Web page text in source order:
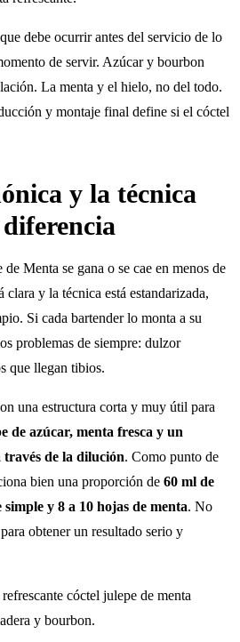
debe ocurrir antes del servicio de lo
de servir. Azúcar y bourbon
La menta y el hielo, no del todo.
y montaje final define si el cóctel
y la técnica
Menta se gana o se cae en menos de
clara y la técnica está estandarizada,
Si cada bartender lo monta a su
problemas de siempre: dulzor
que llegan tibios.
una estructura corta y muy útil para
de azúcar, menta fresca y un
través de la dilución. Como punto de
bien una proporción de 60 ml de
y 8 a 10 hojas de menta. No
obtener un resultado serio y